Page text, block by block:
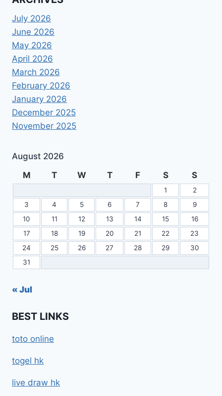
July 2026
June 2026
May 2026
April 2026
March 2026
February 2026
January 2026
December 2025
November 2025
August 2026
M
T W T F S S
1
2
3
4 5 6 7 8
9
10
11 12 13 14 15
16
17
18 19 20 21 22
23
24
25 26 27 28 29
30
31
« Jul
BEST LINKS
toto online
togel hk
live draw hk